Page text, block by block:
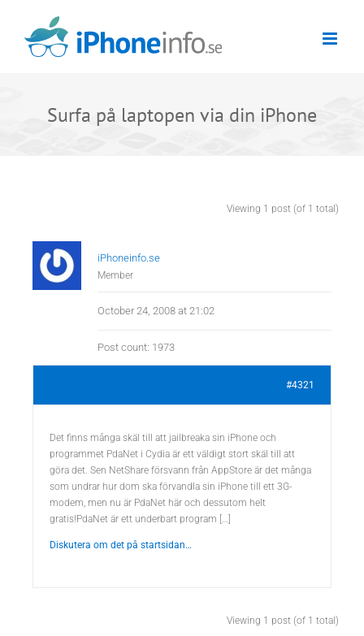
content
Surfa på laptopen via din iPhone
Viewing 1 post (of 1 total)
iPhoneinfo.se
Member
October 24, 2008 at 21:02
Post count: 1973
#4321
Det finns många skäl till att jailbreaka sin iPhone och
programmet PdaNet i Cydia är ett väldigt stort skäl till att
göra det. Sen NetShare försvann från AppStore är det många
som undrar hur dom ska förvandla sin iPhone till ett 3G-
modem, men nu är PdaNet här och dessutom helt
gratis!PdaNet är ett underbart program […]
Diskutera om det på startsidan…
Viewing 1 post (of 1 total)